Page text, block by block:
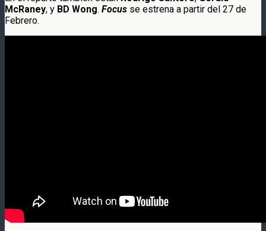
McRaney, y BD Wong. Focus se estrena a partir del 27 de
Febrero.